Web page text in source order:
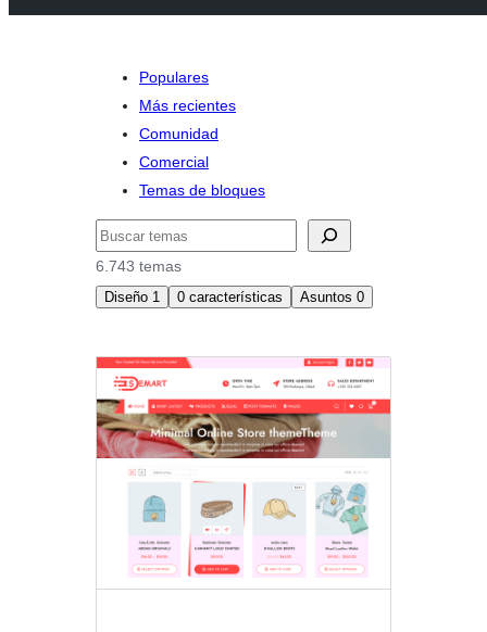
Populares
Más recientes
Comunidad
Comercial
Temas de bloques
Buscar
6.743 temas
Diseño 1 0 características Asuntos 0
Barra
lateral
derecha